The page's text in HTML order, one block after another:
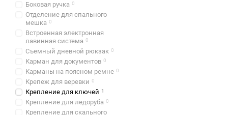
Боковая ручка 0
Отделение для спального
мешка 0
Встроенная электронная
лавинная система 0
Съемный дневной рюкзак 0
Карман для документов 0
Карманы на поясном ремне 0
Крепеж для веревки 0
Крепление для ключей 1
Крепление для ледоруба 0
Крепление для скального